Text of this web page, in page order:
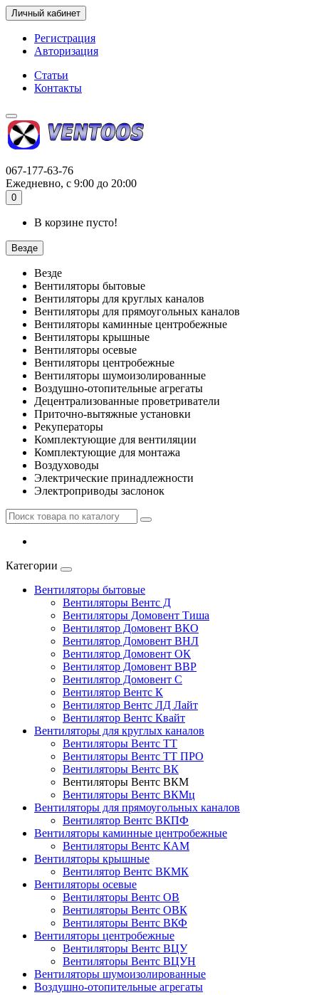
Личный кабинет
Регистрация
Авторизация
Статьи
Контакты
067-177-63-76
Ежедневно, с 9:00 до 20:00
0
В корзине пусто!
Везде
Везде
Вентиляторы бытовые
Вентиляторы для круглых каналов
Вентиляторы для прямоугольных каналов
Вентиляторы каминные центробежные
Вентиляторы крышные
Вентиляторы осевые
Вентиляторы центробежные
Вентиляторы шумоизолированные
Воздушно-отопительные агрегаты
Децентрализованные проветриватели
Приточно-вытяжные установки
Рекуператоры
Комплектующие для вентиляции
Комплектующие для монтажа
Воздуховоды
Электрические принадлежности
Электроприводы заслонок
Категории
Вентиляторы бытовые
Вентиляторы Вентс Д
Вентиляторы Домовент Тиша
Вентилятор Домовент ВКО
Вентилятор Домовент ВНЛ
Вентилятор Домовент ОК
Вентилятор Домовент ВВР
Вентилятор Домовент С
Вентилятор Вентс К
Вентилятор Вентс ЛД Лайт
Вентилятор Вентс Квайт
Вентиляторы для круглых каналов
Вентиляторы Вентс ТТ
Вентиляторы Вентс ТТ ПРО
Вентиляторы Вентс ВК
Вентиляторы Вентс ВКМ
Вентиляторы Вентс ВКМц
Вентиляторы для прямоугольных каналов
Вентилятор Вентс ВКПФ
Вентиляторы каминные центробежные
Вентиляторы Вентс КАМ
Вентиляторы крышные
Вентилятор Вентс ВКМК
Вентиляторы осевые
Вентиляторы Вентс ОВ
Вентиляторы Вентс ОВК
Вентиляторы Вентс ВКФ
Вентиляторы центробежные
Вентиляторы Вентс ВЦУ
Вентиляторы Вентс ВЦУН
Вентиляторы шумоизолированные
Воздушно-отопительные агрегаты